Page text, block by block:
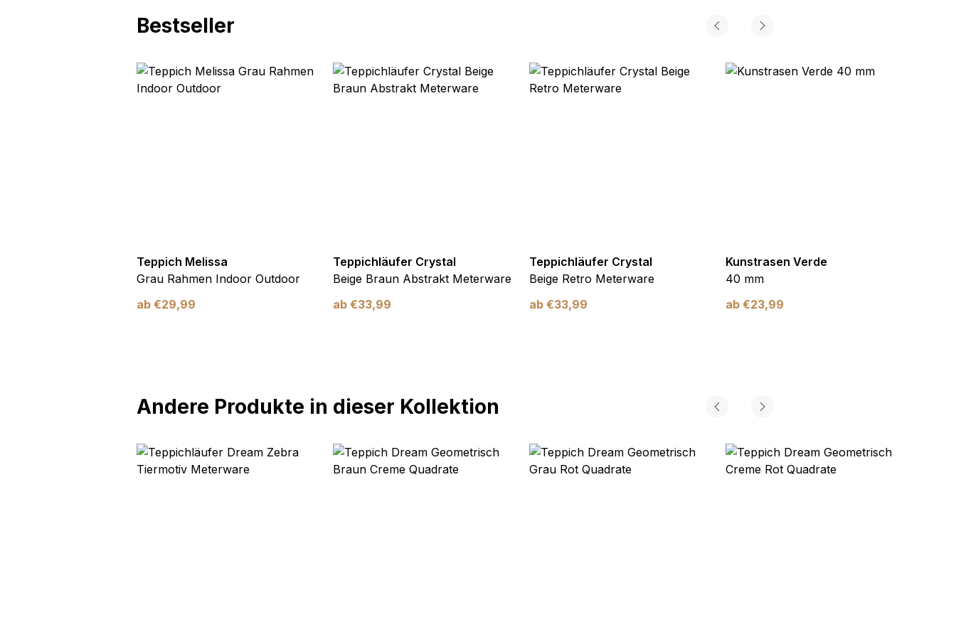
Bestseller
Teppich Melissa
Grau Rahmen Indoor Outdoor
ab €29,99
Teppichläufer Crystal
Beige Braun Abstrakt Meterware
ab €33,99
Teppichläufer Crystal
Beige Retro Meterware
ab €33,99
Kunstrasen Verde
40 mm
ab €23,99
Andere Produkte in dieser Kollektion